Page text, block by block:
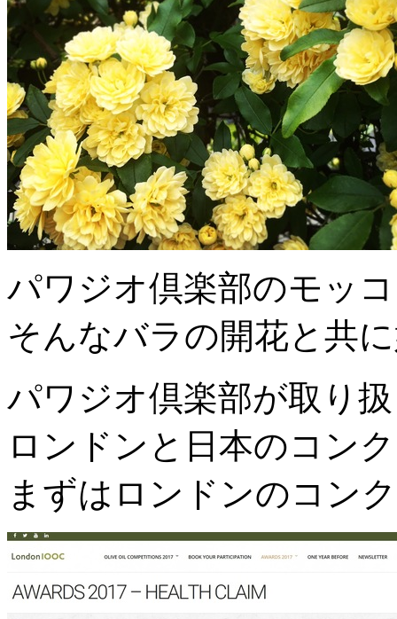
パワジオ倶楽部のモッ
そんなバラの開花と共
パワジオ倶楽部が取り
ロンドンと日本のコン
まずはロンドンのコン